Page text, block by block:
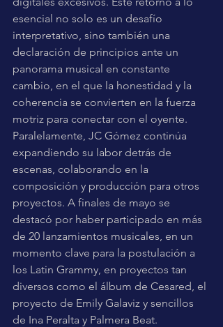
esencial no solo es un desafío
interpretativo, sino también una
declaración de principios ante un
panorama musical en constante
cambio, en el que la honestidad y la
coherencia se convierten en la fuerza
motriz para conectar con el oyente.
Paralelamente, JC Gómez continúa
expandiendo su labor detrás de
escenas, colaborando en la
composición y producción para otros
proyectos. A finales de mayo se
destacó por haber participado en más
de 20 lanzamientos musicales, en un
momento clave para la postulación a
los Latin Grammy, en proyectos tan
diversos como el álbum de Cesared, el
proyecto de Emily Galaviz y sencillos
de Ina Peralta y Palmera Beat.